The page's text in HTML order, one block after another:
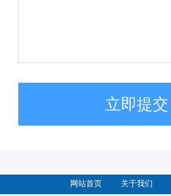
立即提交
网站首页 关于我们